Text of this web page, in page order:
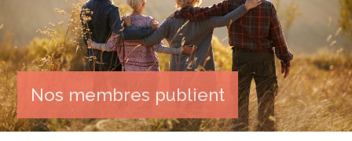
Nos membres publient